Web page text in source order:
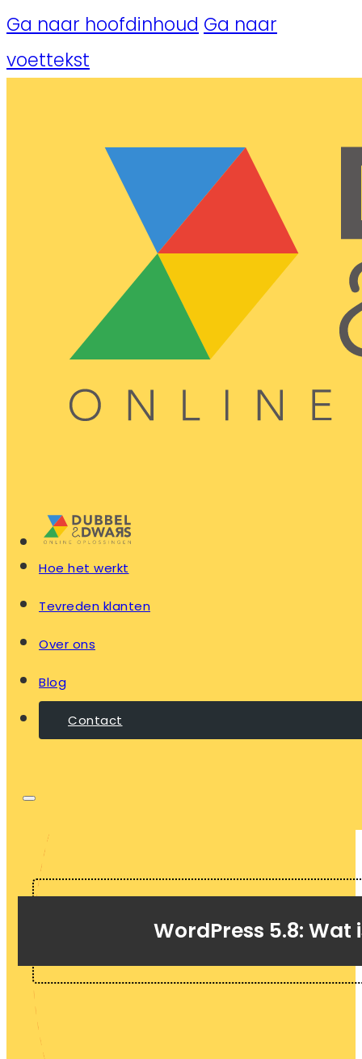
Ga naar hoofdinhoud Ga naar
voettekst
Hoe het werkt
Tevreden klanten
Over ons
Blog
Contact
WordPress 5.8: